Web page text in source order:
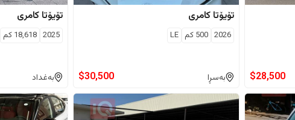
$28,500
تۆیۆتا کامری
2026
500 كم LE
بەسڕا $30,500
تۆیۆتا کامری
2025
18,618 كم
بەغداد